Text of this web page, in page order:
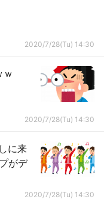
2020/7/28(Tu) 14:30
ｗ
2020/7/28(Tu) 14:30
に来
がデ
2020/7/28(Tu) 14:30